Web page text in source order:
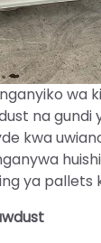
wa
na gundi
kwa
ya pallets